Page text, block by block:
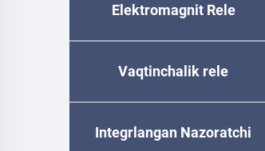
Elektromagnit Rele
Vaqtinchalik relе
Integrlangan Nazoratchi